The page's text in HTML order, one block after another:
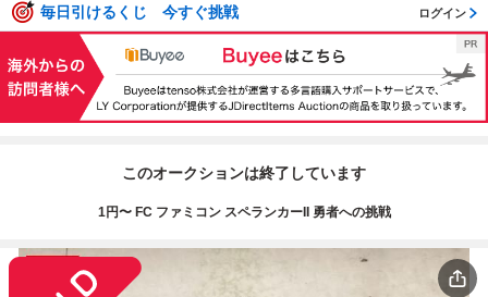
毎日引けるくじ 今すぐ挑戦 ログイン
このオークションは終了しています
1円〜 FC ファミコン スペランカーII 勇者への挑戦